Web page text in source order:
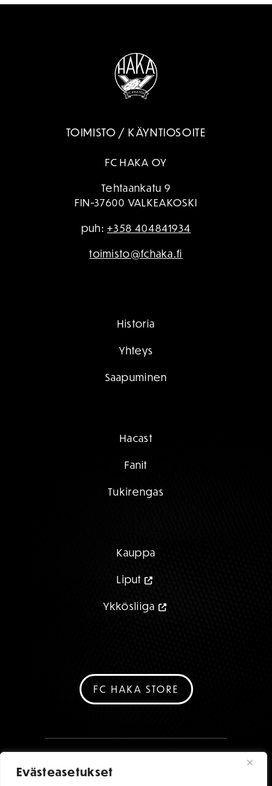
Evästeasetukset
TOIMISTO / KÄYNTIOSOITE
FC HAKA OY
Tehtaankatu 9
FIN-37600 VALKEAKOSKI
puh:+358 404841934
toimisto@fchaka.fi
Historia
Yhteys
Saapuminen
Hacast
Fanit
Tukirengas
Kauppa
Liput
Ykkösliiga
FC HAKA STORE